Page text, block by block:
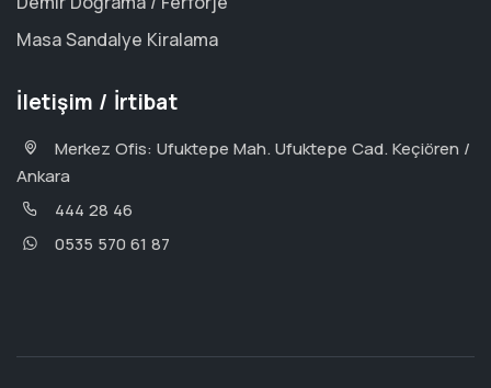
Masa Sandalye Kiralama
İletişim / İrtibat
Merkez Ofis: Ufuktepe Mah. Ufuktepe Cad. Keçiören /
Ankara
444 28 46
0535 570 61 87